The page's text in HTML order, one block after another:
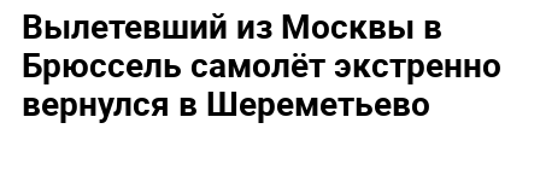
Вылетевший из Москвы в
Брюссель самолёт экстренно
вернулся в Шереметьево